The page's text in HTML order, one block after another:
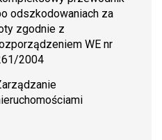
odszkodowaniach za
zgodnie z
WE nr
2004